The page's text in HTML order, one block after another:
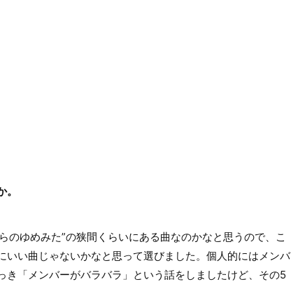
ゆめみた”の狭間くらいにある曲なのかなと思うので、こ
い曲じゃないかなと思って選びました。個人的にはメンバ
「メンバーがバラバラ」という話をしましたけど、その5